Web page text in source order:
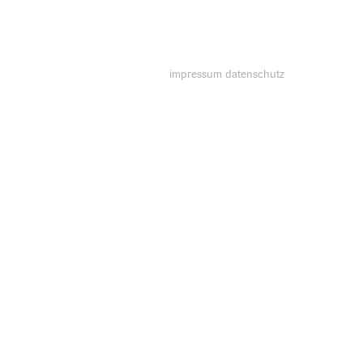
impressum datenschutz